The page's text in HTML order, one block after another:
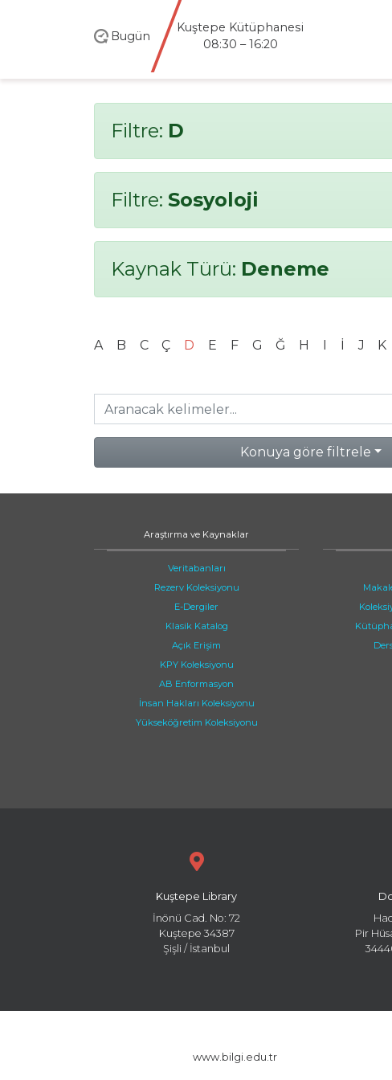
Bugün
Kuştepe Kütüphanesi
08:30 – 16:20
Filtre: D
Filtre: Sosyoloji
Kaynak Türü: Deneme
A B C Ç D E F G Ğ H I İ J K
Konuya göre filtrele
Araştırma ve Kaynaklar
Veritabanları
Rezerv Koleksiyonu
E-Dergiler
Klasik Katalog
Açık Erişim
KPY Koleksiyonu
AB Enformasyon
İnsan Hakları Koleksiyonu
Yükseköğretim Koleksiyonu
Kuştepe Library
İnönü Cad. No: 72
Kuştepe 34387
Şişli / İstanbul
Pir
www.bilgi.edu.tr